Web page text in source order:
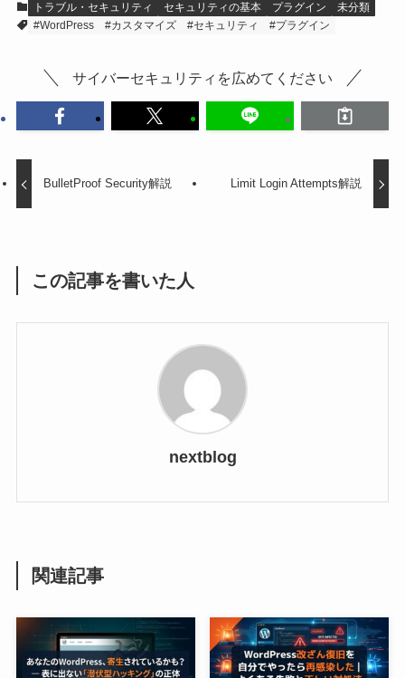
トラブル・セキュリティ セキュリティの基本 プラグイン
未分類
#WordPress
#カスタマイズ #セキュリティ #プラグイン
サイバーセキュリティを広めてください
BulletProof Security解説 Limit Login Attempts解説
この記事を書いた人
nextblog
関連記事